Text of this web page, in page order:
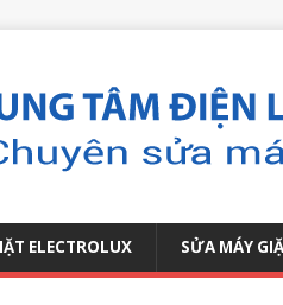
ELECTROLUX SỬA MÁY